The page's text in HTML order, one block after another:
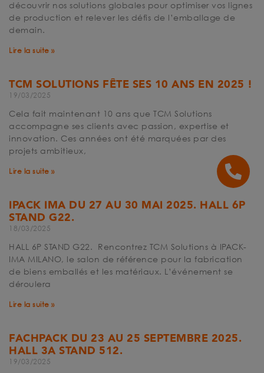
découvrir nos solutions globales pour optimiser vos lignes
de production et relever les défis de l’emballage de
demain.
Lire la suite »
TCM SOLUTIONS FÊTE SES 10 ANS EN 2025 !
19/03/2025
Cela fait maintenant 10 ans que TCM Solutions
accompagne ses clients avec passion, expertise et
innovation. Ces années ont été marquées par des
projets ambitieux,
Lire la suite »
IPACK IMA DU 27 AU 30 MAI 2025. HALL 6P
STAND G22.
18/03/2025
HALL 6P STAND G22. Rencontrez TCM Solutions à IPACK-
IMA MILANO, le salon de référence pour la fabrication
de biens emballés et les matériaux. L’événement se
déroulera
Lire la suite »
FACHPACK DU 23 AU 25 SEPTEMBRE 2025.
HALL 3A STAND 512.
19/03/2025